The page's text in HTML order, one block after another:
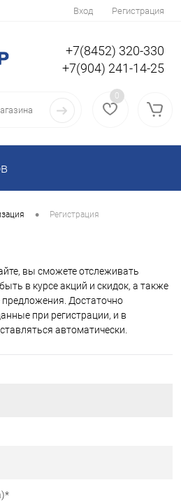
Вход Регистрация
+7(8452) 320-330
+7(904) 241-14-25
0
• Регистрация
вы сможете отслеживать
в курсе акций и скидок, а также
Достаточно
при регистрации, и в
автоматически.
*